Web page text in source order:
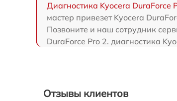
Диагностика Kyocera DuraForce
мастер привезет Kyocera
Позвоните и наш сотрудник
DuraForce Pro 2. диагностика
Отзывы клиентов